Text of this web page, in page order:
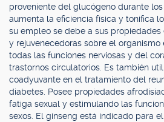
proveniente del glucógeno durante los
aumenta la eficiencia física y tonifica
su empleo se debe a sus
y rejuvenecedoras sobre el
todas las funciones nerviosas y del
trastornos circulatorios. Es también
coadyuvante en el tratamiento del
diabetes. Posee propiedades
fatiga sexual y estimulando las
sexos. El ginseng está indicado para